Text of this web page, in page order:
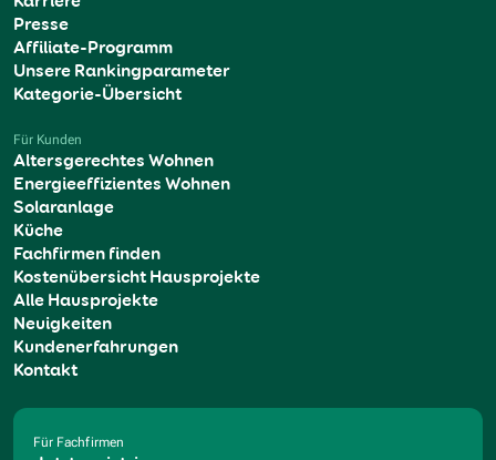
Presse
Affiliate-Programm
Unsere Rankingparameter
Kategorie-Übersicht
Für Kunden
Altersgerechtes Wohnen
Energieeffizientes Wohnen
Solaranlage
Küche
Fachfirmen finden
Kostenübersicht Hausprojekte
Alle Hausprojekte
Neuigkeiten
Kundenerfahrungen
Kontakt
Für Fachfirmen